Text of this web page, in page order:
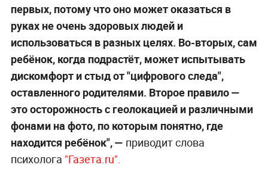
первых, потому что оно может оказаться в
руках не очень здоровых людей и
использоваться в разных целях. Во-вторых, сам
ребёнок, когда подрастёт, может испытывать
дискомфорт и стыд от "цифрового следа",
оставленного родителями. Второе правило—
это осторожность с геолокацией и различными
фонами на фото, по которым понятно, где
находится ребёнок", — приводит слова
психолога "Газета.ru".